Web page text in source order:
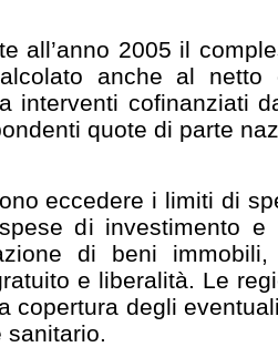
all’anno 2005 il
anche al netto
interventi cofinanziati
quote di parte
eccedere i limiti di
di investimento e
di beni
e liberalità. Le
copertura degli
sanitario.